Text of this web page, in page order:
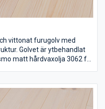
vittonat furugolv med
Golvet är ytbehandlat
matt hårdvaxolja 3062 för